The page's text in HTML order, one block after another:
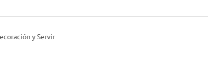
y Servir